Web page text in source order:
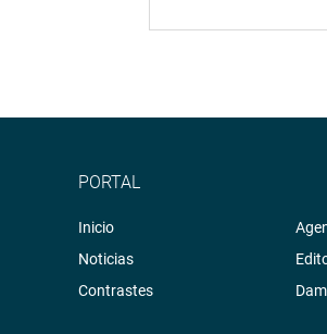
PORTAL
Inicio
Noticias
Contrastes